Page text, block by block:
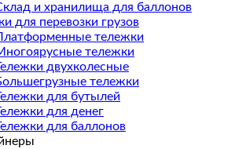
и хранилища для баллонов
для перевозки грузов
тележки
тележки
двухколесные
тележки
для бутылей
для денег
для баллонов